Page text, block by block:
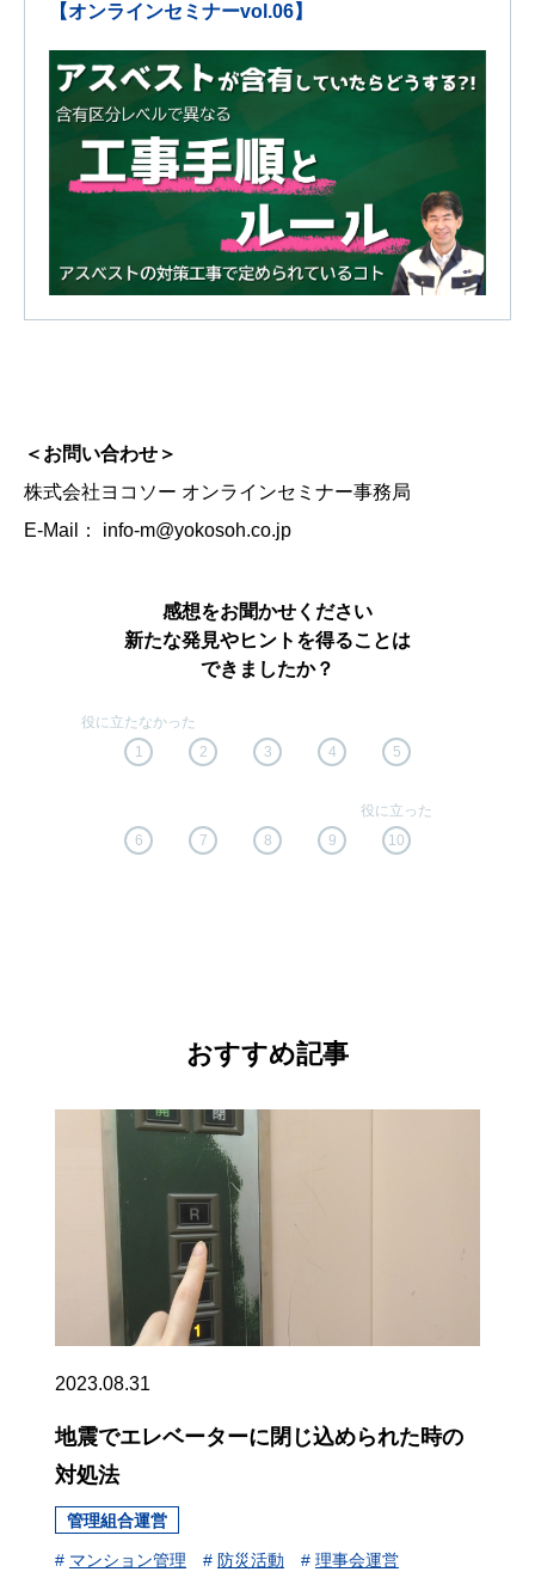
【オンラインセミナーvol.06】
＜お問い合わせ＞
株式会社ヨコソー オンラインセミナー事務局
E-Mail： info-m@yokosoh.co.jp
感想をお聞かせください
新たな発見やヒントを得ることは
できましたか？
1 2 3 4 5
6 7 8 9 10
おすすめ記事
2023.08.31
地震でエレベーターに閉じ込められた時の
対処法
管理組合運営
# マンション管理 # 防災活動 # 理事会運営